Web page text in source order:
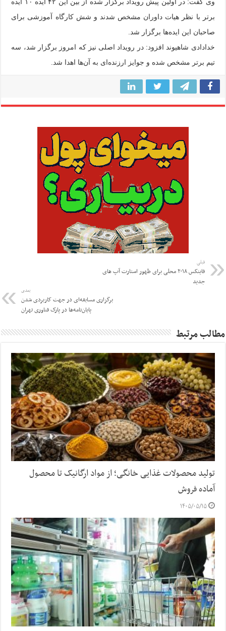
برتر با نظر هیات داوران مشخص شدند و شش کارگاه آموزشی برای
صاحبان این ایده‌ها برگزار شد.
خدادادی شاهیوند افزود: در رویداد اصلی نیز که امروز برگزار شد، سه
تیم برتر مشخص شده و جوایز ارزنده‌ای به آن‌ها اهدا شد.
قبلی
فاینکس ۲۰۱۸ محلی برای ظهور استارت آپ های
جدید
بعدی
برگزاری مسابقه‌ای در جهت کاربردی شدن
پایان‌نامه‌ها در پارک فناوری تهران
مطالب مرتبط
تولید محصولات غذایی خانگی؛ از مواد ارگانیک تا محصول
آماده فروش
۱۴۰۵/۰۵/۱۵